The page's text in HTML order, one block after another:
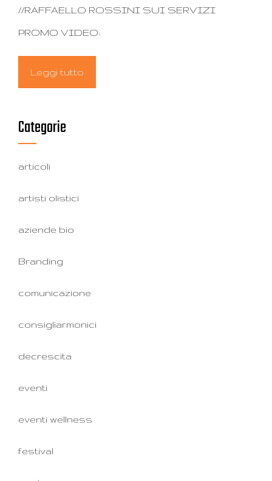
//RAFFAELLO ROSSINI SUI SERVIZI
PROMO VIDEO:
Leggi tutto
Categorie
articoli
artisti olistici
aziende bio
Branding
comunicazione
consigliarmonici
decrescita
eventi
eventi wellness
festival